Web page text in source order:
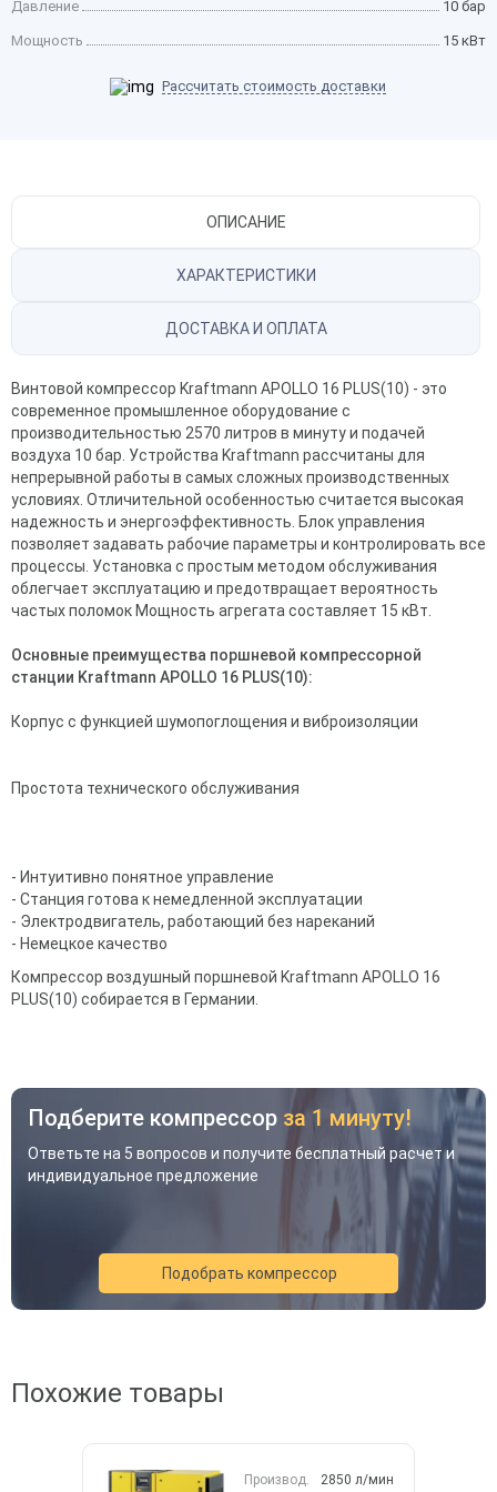
Давление 10 бар
Мощность 15 кВт
Рассчитать стоимость доставки
ОПИСАНИЕ
ХАРАКТЕРИСТИКИ
ДОСТАВКА И ОПЛАТА
Винтовой компрессор Kraftmann APOLLO 16 PLUS(10) - это
современное промышленное оборудование с
производительностью 2570 литров в минуту и подачей
воздуха 10 бар. Устройства Kraftmann рассчитаны для
непрерывной работы в самых сложных производственных
условиях. Отличительной особенностью считается высокая
надежность и энергоэффективность. Блок управления
позволяет задавать рабочие параметры и контролировать все
процессы. Установка с простым методом обслуживания
облегчает эксплуатацию и предотвращает вероятность
частых поломок Мощность агрегата составляет 15 кВт.
Основные преимущества поршневой компрессорной
станции Kraftmann APOLLO 16 PLUS(10):
Корпус с функцией шумопоглощения и виброизоляции
Простота технического обслуживания
- Интуитивно понятное управление
- Станция готова к немедленной эксплуатации
- Электродвигатель, работающий без нареканий
- Немецкое качество
Компрессор воздушный поршневой Kraftmann APOLLO 16
PLUS(10) собирается в Германии.
Подберите компрессор за 1 минуту!
Ответьте на 5 вопросов и получите бесплатный расчет и
индивидуальное предложение
Подобрать компрессор
Похожие товары
Производ. 2850 л/мин